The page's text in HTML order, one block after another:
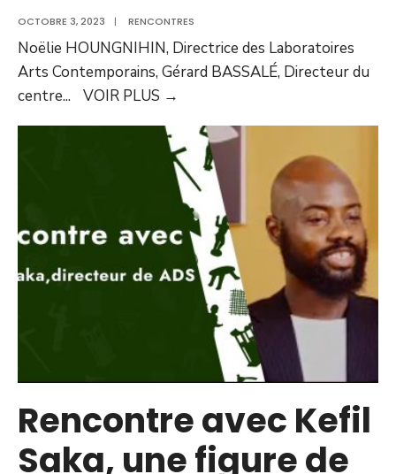
OCTOBRE 3, 2023 | RENCONTRES
Noëlie HOUNGNIHIN, Directrice des Laboratoires
Arts Contemporains, Gérard BASSALÉ, Directeur du
centre... VOIR PLUS →
Rencontre avec Kefil
Saka, une figure de